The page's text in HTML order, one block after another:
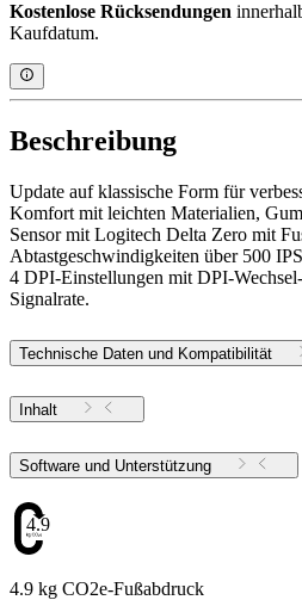
Kostenlose Rücksendungen
Kaufdatum.
Beschreibung
Update auf klassische Form für
Komfort mit leichten Materialien,
Sensor mit Logitech Delta Zero mit
Abtastgeschwindigkeiten über 500
4 DPI-Einstellungen mit DPI-
Signalrate.
Technische Daten und Kompatibilität
Inhalt
Software und Unterstützung
4.9
4.9 kg CO2e-Fußabdruck